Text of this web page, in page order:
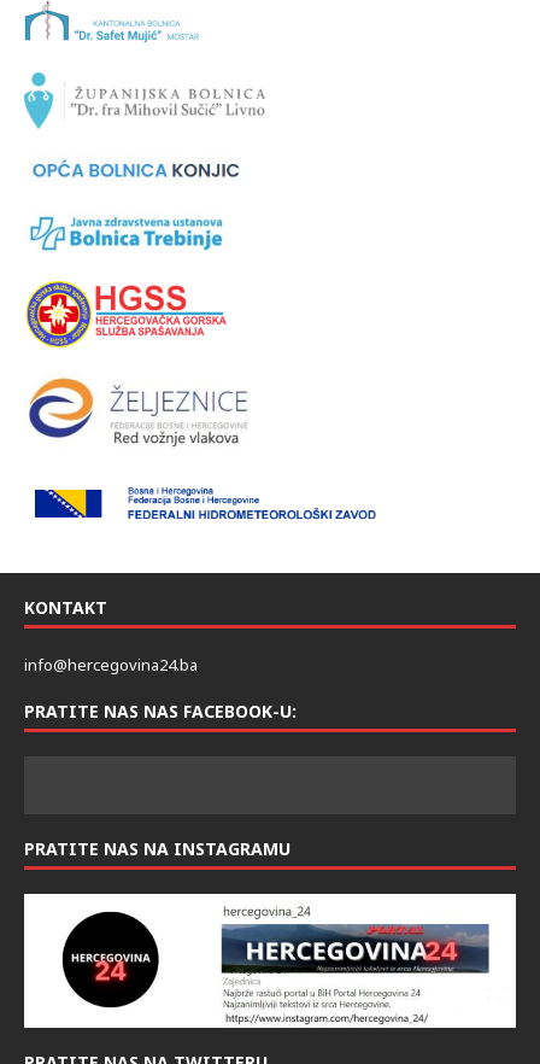
KONTAKT
info@hercegovina24.ba
PRATITE NAS NAS FACEBOOK-U:
PRATITE NAS NA INSTAGRAMU